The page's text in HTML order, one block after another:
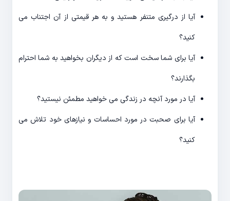
آیا از درگیری متنفر هستید و به هر قیمتی از آن اجتناب می
کنید؟
آیا برای شما سخت است که از دیگران بخواهید به شما احترام
بگذارند؟
آیا در مورد آنچه در زندگی می خواهید مطمئن نیستید؟
آیا برای صحبت در مورد احساسات و نیازهای خود تلاش می
کنید؟